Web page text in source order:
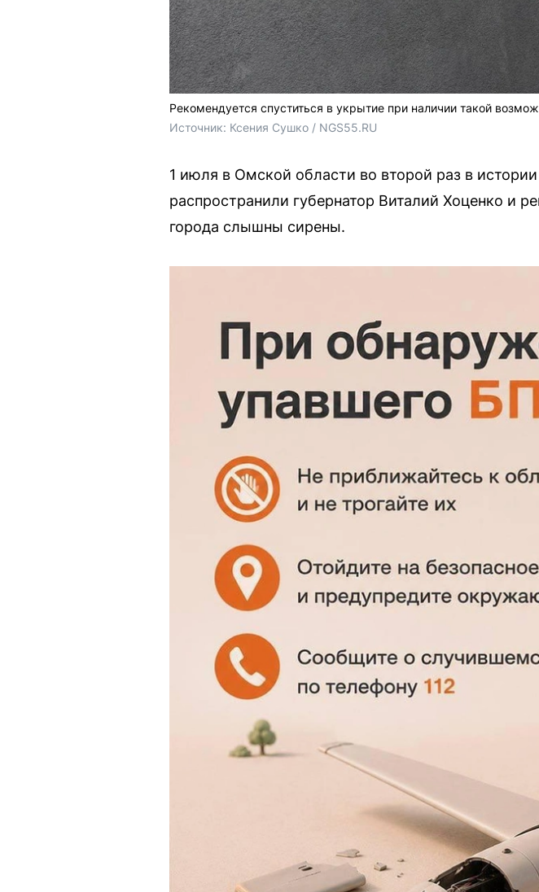
Рекомендуется спуститься в укрытие при наличии такой
Источник: Ксения Сушко / NGS55.RU
1 июля в Омской области во второй раз в
распространили губернатор Виталий Хоценко и
города слышны сирены.